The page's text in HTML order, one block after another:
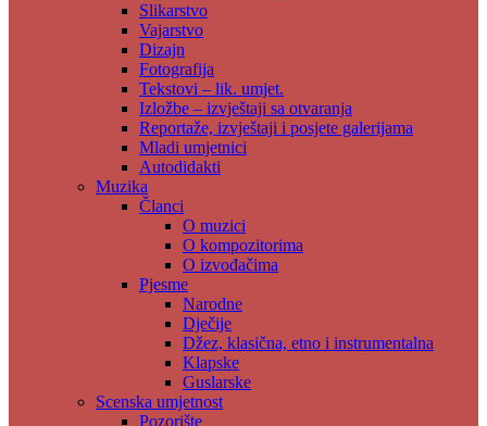
Slikarstvo
Vajarstvo
Dizajn
Fotografija
Tekstovi – lik. umjet.
Izložbe – izvještaji sa otvaranja
Reportaže, izvještaji i posjete galerijama
Mladi umjetnici
Autodidakti
Muzika
Članci
O muzici
O kompozitorima
O izvođačima
Pjesme
Narodne
Dječije
Džez, klasična, etno i instrumentalna
Klapske
Guslarske
Scenska umjetnost
Pozorište